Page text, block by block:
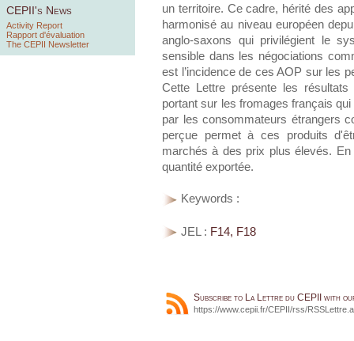
CEPII's News
Activity Report
Rapport d'évaluation
The CEPII Newsletter
un territoire. Ce cadre, hérité des
harmonisé au niveau européen
anglo-saxons qui privilégient le
sensible dans les négociations
est l’incidence de ces AOP sur les
Cette Lettre présente les
portant sur les fromages français
par les consommateurs étrangers
perçue permet à ces produits
marchés à des prix plus élevés.
quantité exportée.
Keywords :
JEL : F14, F18
Subscribe to La Lettre du CEPII with
https://www.cepii.fr/CEPII/rss/